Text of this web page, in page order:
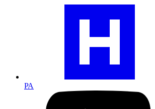
РА
Відвідайте